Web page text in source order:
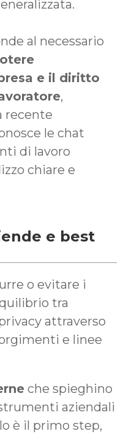
al necessario
e il diritto
,
recente
le chat
di lavoro
chiare e
e best
o evitare i
tra
attraverso
e linee
che spieghino
aziendali
è il primo step,